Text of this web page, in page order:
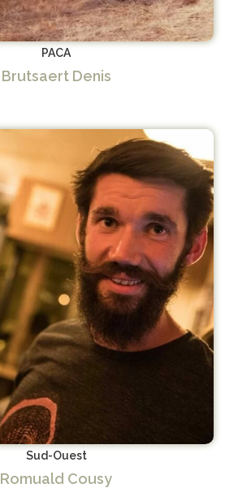
PACA
Brutsaert Denis
Sud-Ouest
Romuald Cousy